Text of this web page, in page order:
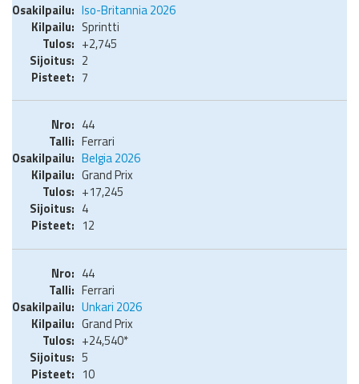
Iso-Britannia 2026
Sprintti
+2,745
2
7
44
Ferrari
Belgia 2026
Grand Prix
+17,245
4
12
44
Ferrari
Unkari 2026
Grand Prix
+24,540*
5
10